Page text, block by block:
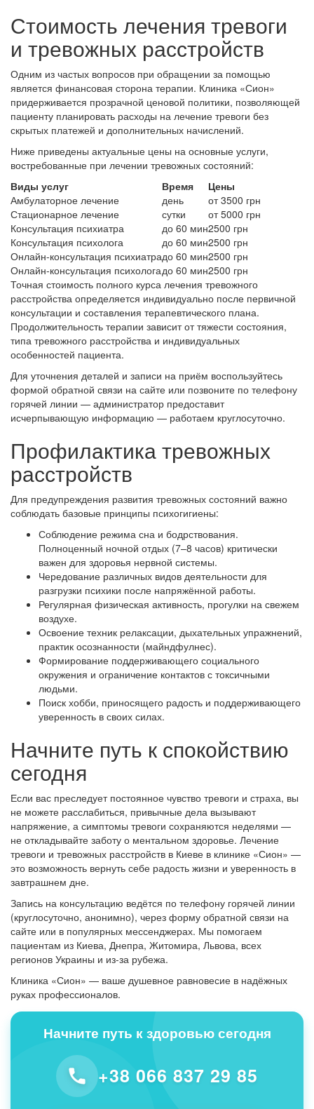
Стоимость лечения тревоги
и тревожных расстройств
Одним из частых вопросов при обращении за помощью
является финансовая сторона терапии. Клиника «Сион»
придерживается прозрачной ценовой политики, позволяющей
пациенту планировать расходы на лечение тревоги без
скрытых платежей и дополнительных начислений.
Ниже приведены актуальные цены на основные услуги,
востребованные при лечении тревожных состояний:
Виды услуг
Время
Цены
Амбулаторное лечение
день
от 3500 грн
Стационарное лечение
сутки
от 5000 грн
Консультация психиатра
до 60 мин2500 грн
Консультация психолога
до 60 мин2500 грн
Онлайн-консультация психиатрадо 60 мин2500 грн
Онлайн-консультация психологадо 60 мин2500 грн
Точная стоимость полного курса лечения тревожного
расстройства определяется индивидуально после первичной
консультации и составления терапевтического плана.
Продолжительность терапии зависит от тяжести состояния,
типа тревожного расстройства и индивидуальных
особенностей пациента.
Для уточнения деталей и записи на приём воспользуйтесь
формой обратной связи на сайте или позвоните по телефону
горячей линии — администратор предоставит
исчерпывающую информацию — работаем круглосуточно.
Профилактика тревожных
расстройств
Для предупреждения развития тревожных состояний важно
соблюдать базовые принципы психогигиены:
Соблюдение режима сна и бодрствования.
Полноценный ночной отдых (7–8 часов) критически
важен для здоровья нервной системы.
Чередование различных видов деятельности для
разгрузки психики после напряжённой работы.
Регулярная физическая активность, прогулки на свежем
воздухе.
Освоение техник релаксации, дыхательных упражнений,
практик осознанности (майндфулнес).
Формирование поддерживающего социального
окружения и ограничение контактов с токсичными
людьми.
Поиск хобби, приносящего радость и поддерживающего
уверенность в своих силах.
Начните путь к спокойствию
сегодня
Если вас преследует постоянное чувство тревоги и страха, вы
не можете расслабиться, привычные дела вызывают
напряжение, а симптомы тревоги сохраняются неделями —
не откладывайте заботу о ментальном здоровье. Лечение
тревоги и тревожных расстройств в Киеве в клинике «Сион» —
это возможность вернуть себе радость жизни и уверенность в
завтрашнем дне.
Запись на консультацию ведётся по телефону горячей линии
(круглосуточно, анонимно), через форму обратной связи на
сайте или в популярных мессенджерах. Мы помогаем
пациентам из Киева, Днепра, Житомира, Львова, всех
регионов Украины и из-за рубежа.
Клиника «Сион» — ваше душевное равновесие в надёжных
руках профессионалов.
Начните путь к здоровью сегодня
+38 066 837 29 85